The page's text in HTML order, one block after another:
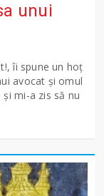
unui
îi spune un hoţ
avocat şi omul
mi-a zis să nu